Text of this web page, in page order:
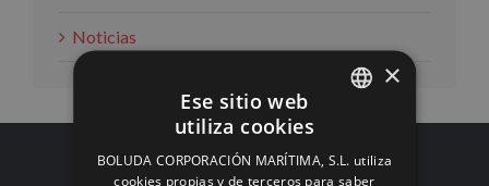
Noticias
ENGLISH
×
Ese sitio web
utiliza cookies
BOLUDA CORPORACIÓN MARÍTIMA, S.L. utiliza
cookies propias y de terceros para saber